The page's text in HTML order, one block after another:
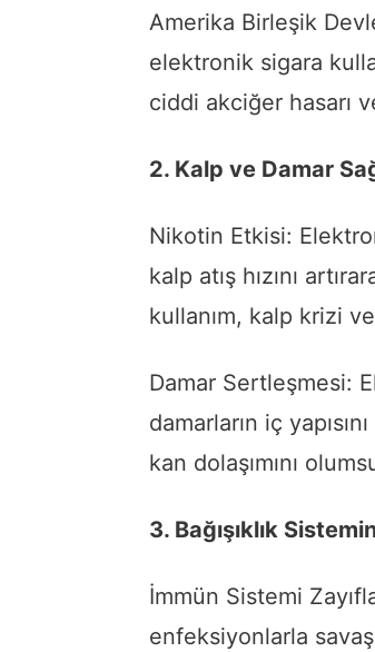
Amerika Birleşik
elektronik sigara
ciddi akciğer hasarı
2. Kalp ve Damar
Nikotin Etkisi:
kalp atış hızını
kullanım, kalp krizi
Damar Sertleşmesi:
damarların iç
kan dolaşımını
3. Bağışıklık
İmmün Sistemi
enfeksiyonlarla